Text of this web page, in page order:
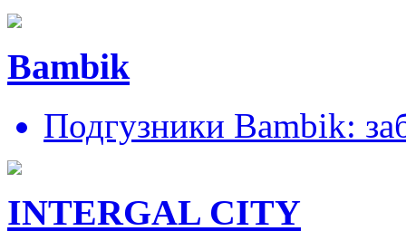
Bambik
Подгузники Bambik:
INTERGAL CITY